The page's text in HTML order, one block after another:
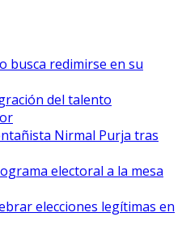
busca redimirse en su
del talento
Nirmal Purja tras
electoral a la mesa
elecciones legítimas en